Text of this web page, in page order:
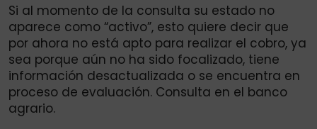
Si al momento de la consulta su estado no
aparece como “activo”, esto quiere decir que
por ahora no está apto para realizar el cobro, ya
sea porque aún no ha sido focalizado, tiene
información desactualizada o se encuentra en
proceso de evaluación. Consulta en el banco
agrario.